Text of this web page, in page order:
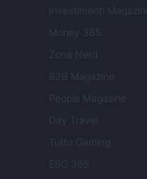
Investimenti Magazine
Money 365
Zona Nerd
B2B Magazine
People Magazine
Day Travel
Tutto Gaming
ESG 365